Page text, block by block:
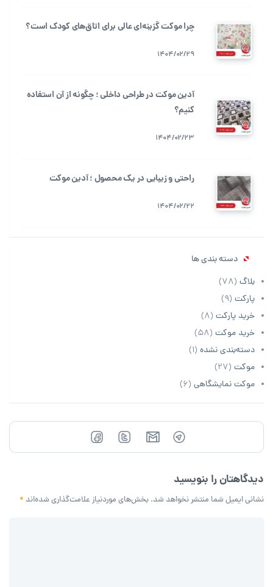
چرا موکت گزینه‌ای عالی برای اتاق‌های کودک است؟
1404/02/29
آدین موکت در طراحی داخلی ؛ چگونه از آن استفاده
کنیم؟
1404/02/23
راحتی و زیبایی در یک محصول ؛ آدین موکت
1404/02/22
دسته بندی ها
بلاگ (78)
پارکت (9)
خرید پارکت (8)
خرید موکت (58)
دسته‌بندی نشده (1)
موکت (27)
موکت نمایشگاهی (6)
دیدگاهتان را بنویسید
نشانی ایمیل شما منتشر نخواهد شد. بخش‌های موردنیاز علامت‌گذاری شده‌اند *